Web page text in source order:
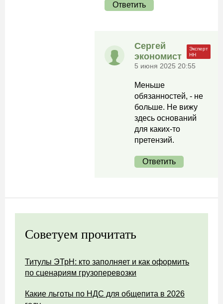
Ответить
Сергей
экономист
5 июня 2025 20:55
Меньше
обязанностей, - не
больше. Не вижу
здесь оснований
для каких-то
претензий.
Ответить
Советуем прочитать
Титулы ЭТрН: кто заполняет и как оформить
по сценариям грузоперевозки
Какие льготы по НДС для общепита в 2026